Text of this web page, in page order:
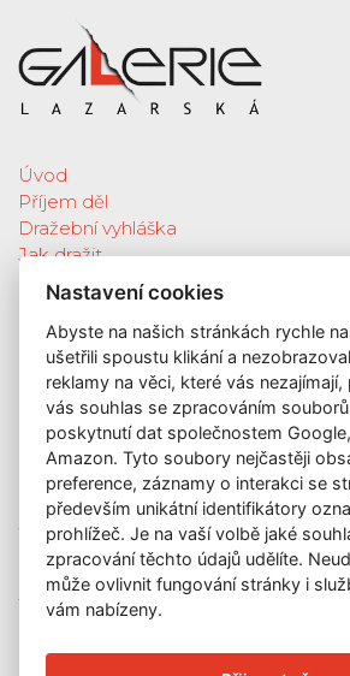
Úvod
Příjem děl
Dražební vyhláška
Jak dražit
Galerie
Katalog vydražených děl
O nás
GDPR
Kontakt
KONTAKT
GALERIE LAZARSKÁ
Lazarská 7
110 00 Praha 1
E-mail:
info@galerielazarska.cz
Telefon:
+420 222 523 739
Nastavení cookies
Abyste na našich stránkách rychle
ušetřili spoustu klikání a
reklamy na věci, které vás
vás souhlas se zpracováním
poskytnutí dat společnostem
Amazon. Tyto soubory nejčastěji
preference, záznamy o interakci se
především unikátní identifikátory
prohlížeč. Je na vaší volbě jaké
zpracování těchto údajů udělíte.
může ovlivnit fungování stránky i
vám nabízeny.